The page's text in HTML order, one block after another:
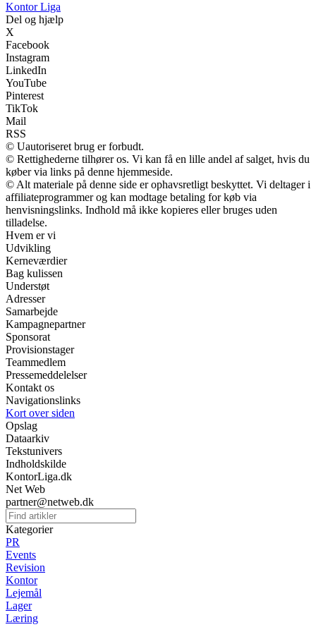
KontorLiga
Del og hjælp
X
Facebook
Instagram
LinkedIn
YouTube
Pinterest
TikTok
Mail
RSS
© Uautoriseret brug er forbudt.
© Rettighederne tilhører os. Vi kan få en lille andel af salget, hvis du
køber via links på denne hjemmeside.
© Alt materiale på denne side er ophavsretligt beskyttet. Vi deltager i
affiliateprogrammer og kan modtage betaling for køb via
henvisningslinks. Indhold må ikke kopieres eller bruges uden
tilladelse.
Hvem er vi
Udvikling
Kerneværdier
Bag kulissen
Understøt
Adresser
Samarbejde
Kampagnepartner
Sponsorat
Provisionstager
Teammedlem
Pressemeddelelser
Kontakt os
Navigationslinks
Kort over siden
Opslag
Dataarkiv
Tekstunivers
Indholdskilde
KontorLiga.dk
Net Web
partner@netweb.dk
Kategorier
PR
Events
Revision
Kontor
Lejemål
Lager
Læring